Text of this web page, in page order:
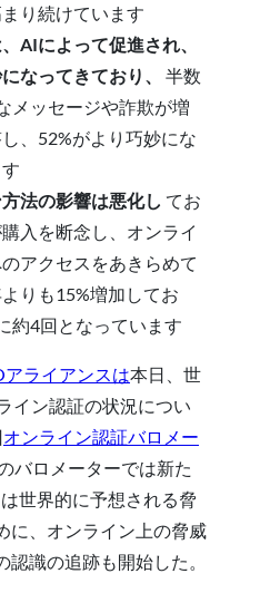
り続けています
AIによって促進され、
なってきており、
半数
メッセージや詐欺が増
、52%がより巧妙にな
法の影響は悪化し てお
入を断念し、オンライ
アクセスをあきらめて
りも15%増加してお
約4回となっています
アライアンスは本日、世
イン認証の状況につい
オンライン認証バロメー
バロメーターでは新た
世界的に予想される脅
に、オンライン上の脅威
識の追跡も開始した。